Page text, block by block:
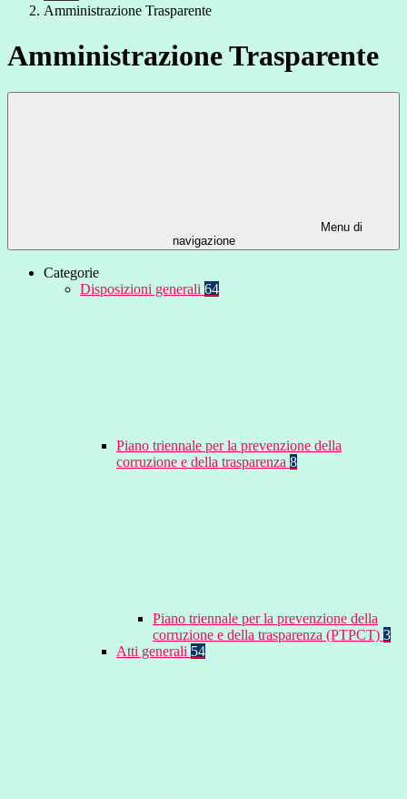
Amministrazione Trasparente
Amministrazione Trasparente
Menu di
navigazione
Categorie
Disposizioni generali 64
Piano triennale per la prevenzione della
corruzione e della trasparenza 8
Piano triennale per la prevenzione della
corruzione e della trasparenza (PTPCT) 3
Atti generali 54